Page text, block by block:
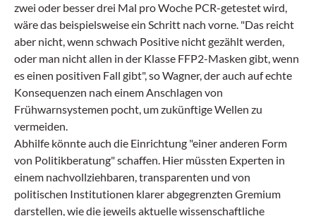
zwei oder besser drei Mal pro Woche PCR-getestet wird,
wäre das beispielsweise ein Schritt nach vorne. "Das reicht
aber nicht, wenn schwach Positive nicht gezählt werden,
oder man nicht allen in der Klasse FFP2-Masken gibt, wenn
es einen positiven Fall gibt", so Wagner, der auch auf echte
Konsequenzen nach einem Anschlagen von
Frühwarnsystemen pocht, um zukünftige Wellen zu
vermeiden.
Abhilfe könnte auch die Einrichtung "einer anderen Form
von Politikberatung" schaffen. Hier müssten Experten in
einem nachvollziehbaren, transparenten und von
politischen Institutionen klarer abgegrenzten Gremium
darstellen, wie die jeweils aktuelle wissenschaftliche